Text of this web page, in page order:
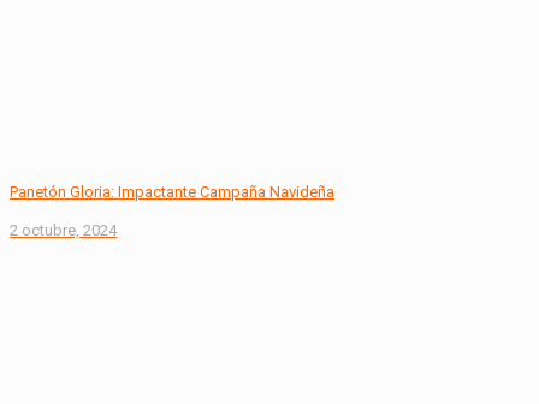
Panetón Gloria: Impactante Campaña Navideña
2 octubre, 2024